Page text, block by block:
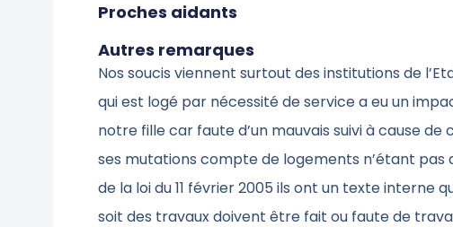
Proches aidants
Autres remarques
Nos soucis viennent surtout des institutions de
qui est logé par nécessité de service a eu un
notre fille car faute d’un mauvais suivi à cause
ses mutations compte de logements n’étant pas
de la loi du 11 février 2005 ils ont un texte interne
soit des travaux doivent être fait ou faute de